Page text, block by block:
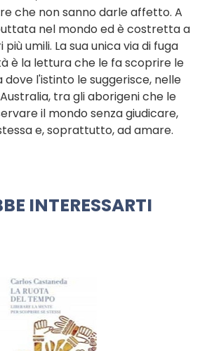
che non sanno darle affetto. A
nel mondo ed è costretta a
umili. La sua unica via di fuga
è la lettura che le fa scoprire le
l'istinto le suggerisce, nelle
tra gli aborigeni che le
il mondo senza giudicare,
e, soprattutto, ad amare.
INTERESSARTI